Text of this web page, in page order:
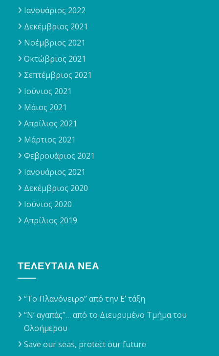
Ιανουάριος 2022
Δεκέμβριος 2021
Νοέμβριος 2021
Οκτώβριος 2021
Σεπτέμβριος 2021
Ιούνιος 2021
Μάιος 2021
Απρίλιος 2021
Μάρτιος 2021
Φεβρουάριος 2021
Ιανουάριος 2021
Δεκέμβριος 2020
Ιούνιος 2020
Απρίλιος 2019
ΤΕΛΕΥΤΑΊΑ ΝΈΑ
“Το Πλανόνειρο” από την Ε’ τάξη
“Ν’ αγαπάς”… από το Διευρυμένο Τμήμα του
Ολοήμερου
Save our seas, protect our future